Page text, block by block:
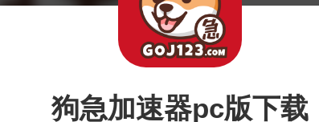
狗急加速器pc版下载